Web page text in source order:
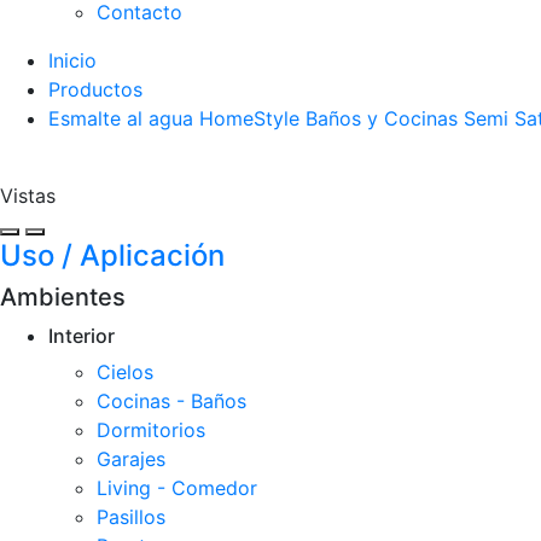
Contacto
Inicio
Productos
Esmalte al agua HomeStyle Baños y Cocinas Semi
Vistas
Uso / Aplicación
Ambientes
Interior
Cielos
Cocinas - Baños
Dormitorios
Garajes
Living - Comedor
Pasillos